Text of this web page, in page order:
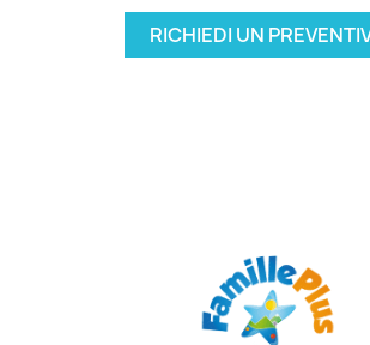
RICHIEDI UN